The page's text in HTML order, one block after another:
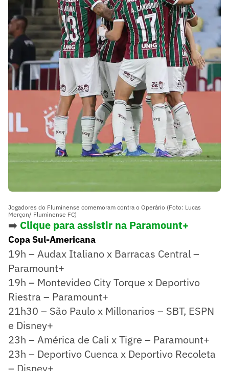
Jogadores do Fluminense comemoram contra o Operário (Foto: Lucas
Merçon/ Fluminense FC)
➡️ Clique para assistir na Paramount+
Copa Sul-Americana
19h – Audax Italiano x Barracas Central –
Paramount+
19h – Montevideo City Torque x Deportivo
Riestra – Paramount+
21h30 – São Paulo x Millonarios – SBT, ESPN
e Disney+
23h – América de Cali x Tigre – Paramount+
23h – Deportivo Cuenca x Deportivo Recoleta